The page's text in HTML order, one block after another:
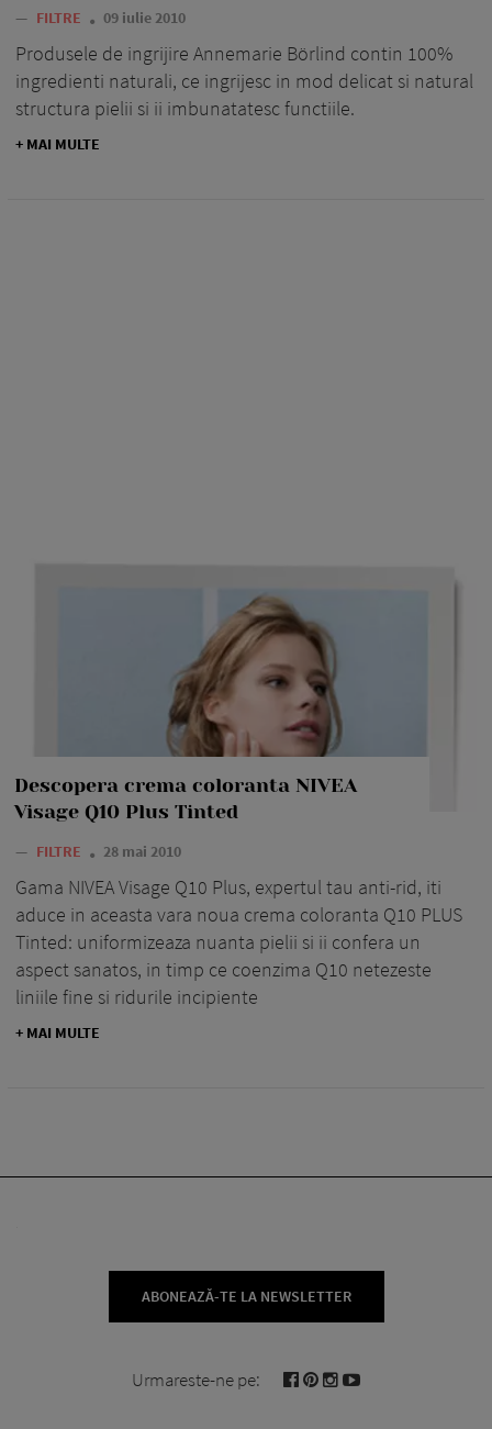
— FILTRE 09 iulie 2010
Produsele de ingrijire Annemarie Börlind contin 100%
ingredienti naturali, ce ingrijesc in mod delicat si natural
structura pielii si ii imbunatatesc functiile.
+ MAI MULTE
Descopera crema coloranta NIVEA
Visage Q10 Plus Tinted
— FILTRE 28 mai 2010
Gama NIVEA Visage Q10 Plus, expertul tau anti-rid, iti
aduce in aceasta vara noua crema coloranta Q10 PLUS
Tinted: uniformizeaza nuanta pielii si ii confera un
aspect sanatos, in timp ce coenzima Q10 netezeste
liniile fine si ridurile incipiente
+ MAI MULTE
ABONEAZĂ-TE LA NEWSLETTER
Urmareste-ne pe: